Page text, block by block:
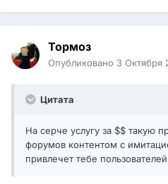
Тормоз
Опубликовано 3 Октября
Цитата
На серче услугу за $$ такую
форумов контентом с
привлечет тебе